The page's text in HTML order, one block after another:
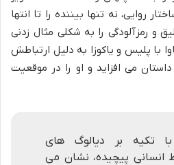
روایی، نه تنها بیننده را تا انتها
و رمزآلودگی را به شکلی مثال زدنی
با پلیس و یاکوزا به دلیل ارتباطش
می افزاید و او را در موقعیت
تکیه بر دیالوگ های
انسانی پیچیده، نشان می